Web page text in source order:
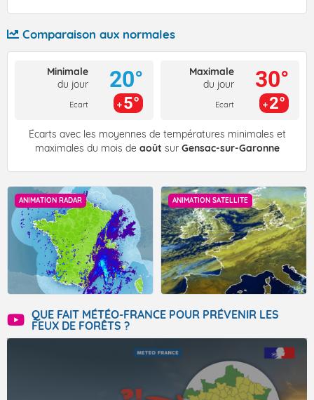
Comparaison aux normales
Minimale
du jour
Ecart
20°
5°
Maximale
du jour
Ecart
30°
2°
Écarts avec les moyennes de températures minimales et
maximales du mois de août sur Gensac-sur-Garonne
ANIMATION RADAR ANIMATION SATELLITE
QUE FAIT MÉTÉO-FRANCE POUR PRÉVENIR LES
FEUX DE FORÊTS ?